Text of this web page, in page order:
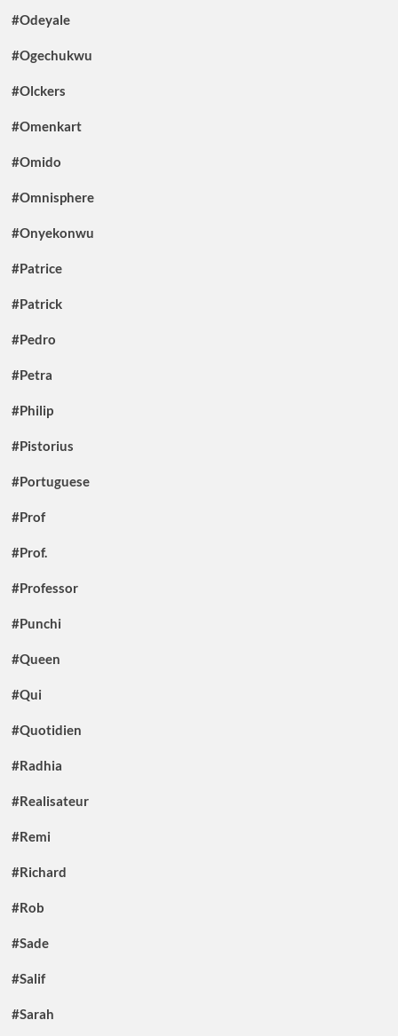
#Odeyale
#Ogechukwu
#Olckers
#Omenkart
#Omido
#Omnisphere
#Onyekonwu
#Patrice
#Patrick
#Pedro
#Petra
#Philip
#Pistorius
#Portuguese
#Prof
#Prof.
#Professor
#Punchi
#Queen
#Qui
#Quotidien
#Radhia
#Realisateur
#Remi
#Richard
#Rob
#Sade
#Salif
#Sarah